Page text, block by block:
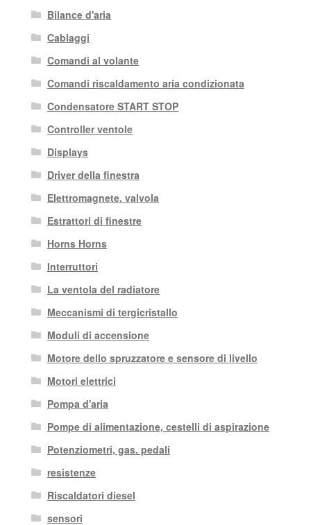
Bilance d'aria
Cablaggi
Comandi al volante
Comandi riscaldamento aria condizionata
Condensatore START STOP
Controller ventole
Displays
Driver della finestra
Elettromagnete. valvola
Estrattori di finestre
Horns Horns
Interruttori
La ventola del radiatore
Meccanismi di tergicristallo
Moduli di accensione
Motore dello spruzzatore e sensore di livello
Motori elettrici
Pompa d'aria
Pompe di alimentazione, cestelli di aspirazione
Potenziometri, gas. pedali
resistenze
Riscaldatori diesel
sensori